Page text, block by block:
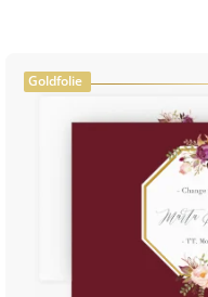
Goldfolie